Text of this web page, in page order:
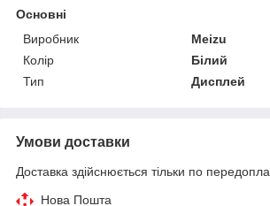
Основні
Виробник
Meizu
Колір
Білий
Тип
Дисплей
Умови доставки
Доставка здійснюється тільки по
Нова Пошта